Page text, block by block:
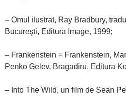
– Omul ilustrat, Ray Bradbury,
Bucureşti, Editura Image, 1999;
– Frankenstein = Frankenstein,
Penko Gelev, Bragadiru, Editura
– Into The Wild, un film de Sean